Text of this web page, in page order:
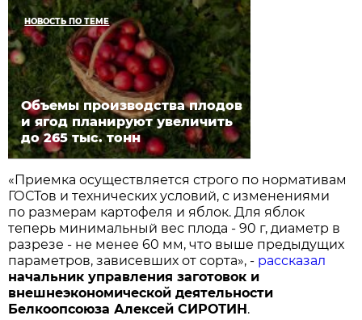
НОВОСТЬ ПО ТЕМЕ
Объемы производства плодов
и ягод планируют увеличить
до 265 тыс. тонн
«Приемка осуществляется строго по нормативам
ГОСТов и технических условий, с изменениями
по размерам картофеля и яблок. Для яблок
теперь минимальный вес плода - 90 г, диаметр в
разрезе - не менее 60 мм, что выше предыдущих
параметров, зависевших от сорта», - рассказал
начальник управления заготовок и
внешнеэкономической деятельности
Белкоопсоюза Алексей СИРОТИН.